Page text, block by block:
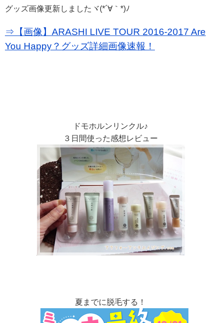
グッズ画像更新しましたヾ(*´∀｀*)ﾉ
⇒ 【画像】ARASHI LIVE TOUR 2016-2017 Are
You Happy？グッズ詳細画像速報！
ドモホルンリンクル♪
３日間使った感想レビュー
夏までに脱毛する！